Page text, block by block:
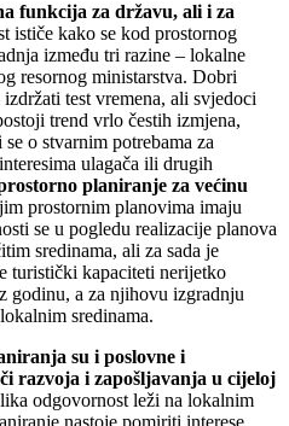
funkcija za državu, ali i za
ističe kako se kod prostornog
između tri razine – lokalne
resornog ministarstva. Dobri
test vremena, ali svjedoci
trend vrlo čestih izmjena,
o stvarnim potrebama za
ulagača ili drugih
planiranje za većinu
prostornim planovima imaju
se u pogledu realizacije planova
sredinama, ali za sada je
turistički kapaciteti nerijetko
godinu, a za njihovu izgradnju
sredinama.
su i poslovne i
razvoja i zapošljavanja u cijeloj
odgovornost leži na lokalnim
nastoje pomiriti interese